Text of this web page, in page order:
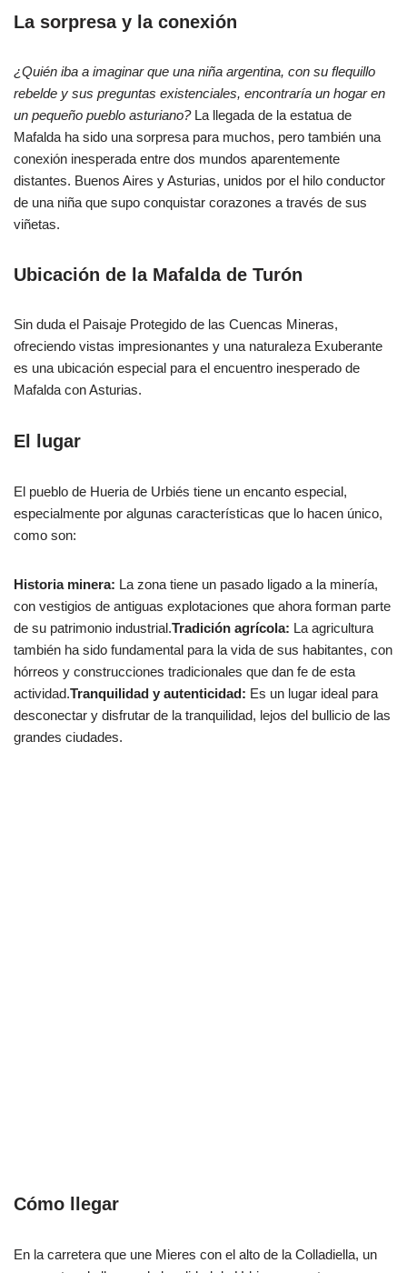
La sorpresa y la conexión
¿Quién iba a imaginar que una niña argentina, con su flequillo
rebelde y sus preguntas existenciales, encontraría un hogar en
un pequeño pueblo asturiano?La llegada de la estatua de
Mafalda ha sido una sorpresa para muchos, pero también una
conexión inesperada entre dos mundos aparentemente
distantes. Buenos Aires y Asturias, unidos por el hilo conductor
de una niña que supo conquistar corazones a través de sus
viñetas.
Ubicación de la Mafalda de Turón
Sin duda el Paisaje Protegido de las Cuencas Mineras,
ofreciendo vistas impresionantes y una naturaleza Exuberante
es una ubicación especial para el encuentro inesperado de
Mafalda con Asturias.
El lugar
El pueblo de Hueria de Urbiés tiene un encanto especial,
especialmente por algunas características que lo hacen único,
como son:
Historia minera: La zona tiene un pasado ligado a la minería,
con vestigios de antiguas explotaciones que ahora forman parte
de su patrimonio industrial.Tradición agrícola: La agricultura
también ha sido fundamental para la vida de sus habitantes, con
hórreos y construcciones tradicionales que dan fe de esta
actividad.Tranquilidad y autenticidad: Es un lugar ideal para
desconectar y disfrutar de la tranquilidad, lejos del bullicio de las
grandes ciudades.
Cómo llegar
En la carretera que une Mieres con el alto de la Colladiella, un